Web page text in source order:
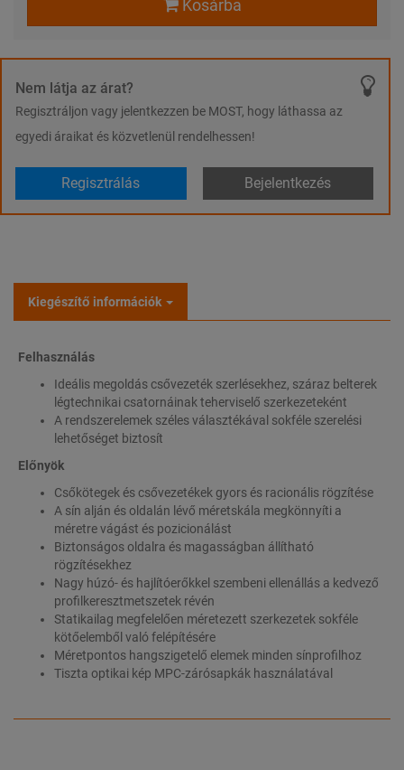
Kosárba
Nem látja az árat?
Regisztráljon vagy jelentkezzen be MOST, hogy láthassa az
egyedi áraikat és közvetlenül rendelhessen!
Regisztrálás Bejelentkezés
Kiegészítő információk
Felhasználás
Ideális megoldás csővezeték szerlésekhez, száraz belterek
légtechnikai csatornáinak teherviselő szerkezeteként
A rendszerelemek széles választékával sokféle szerelési
lehetőséget biztosít
Előnyök
Csőkötegek és csővezetékek gyors és racionális rögzítése
A sín alján és oldalán lévő méretskála megkönnyíti a
méretre vágást és pozicionálást
Biztonságos oldalra és magasságban állítható
rögzítésekhez
Nagy húzó- és hajlítóerőkkel szembeni ellenállás a kedvező
profilkeresztmetszetek révén
Statikailag megfelelően méretezett szerkezetek sokféle
kötőelemből való felépítésére
Méretpontos hangszigetelő elemek minden sínprofilhoz
Tiszta optikai kép MPC-zárósapkák használatával